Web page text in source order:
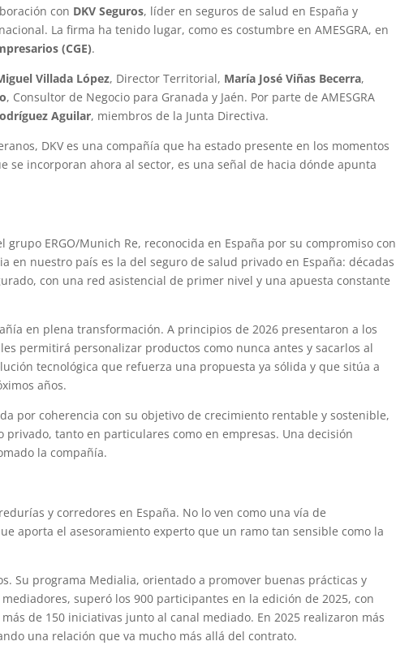
con DKV Seguros, líder en seguros de salud en España y
La firma ha tenido lugar, como es costumbre en AMESGRA, en
(CGE).
Villada López, Director Territorial, María José Viñas Becerra,
, Consultor de Negocio para Granada y Jaén. Por parte de AMESGRA
Aguilar, miembros de la Junta Directiva.
DKV es una compañía que ha estado presente en los momentos
se incorporan ahora al sector, es una señal de hacia dónde apunta
grupo ERGO/Munich Re, reconocida en España por su compromiso con
en nuestro país es la del seguro de salud privado en España: décadas
con una red asistencial de primer nivel y una apuesta constante
en plena transformación. A principios de 2026 presentaron a los
permitirá personalizar productos como nunca antes y sacarlos al
tecnológica que refuerza una propuesta ya sólida y que sitúa a
años.
por coherencia con su objetivo de crecimiento rentable y sostenible,
tanto en particulares como en empresas. Una decisión
la compañía.
y corredores en España. No lo ven como una vía de
aporta el asesoramiento experto que un ramo tan sensible como la
Su programa Medialia, orientado a promover buenas prácticas y
superó los 900 participantes en la edición de 2025, con
de 150 iniciativas junto al canal mediado. En 2025 realizaron más
una relación que va mucho más allá del contrato.